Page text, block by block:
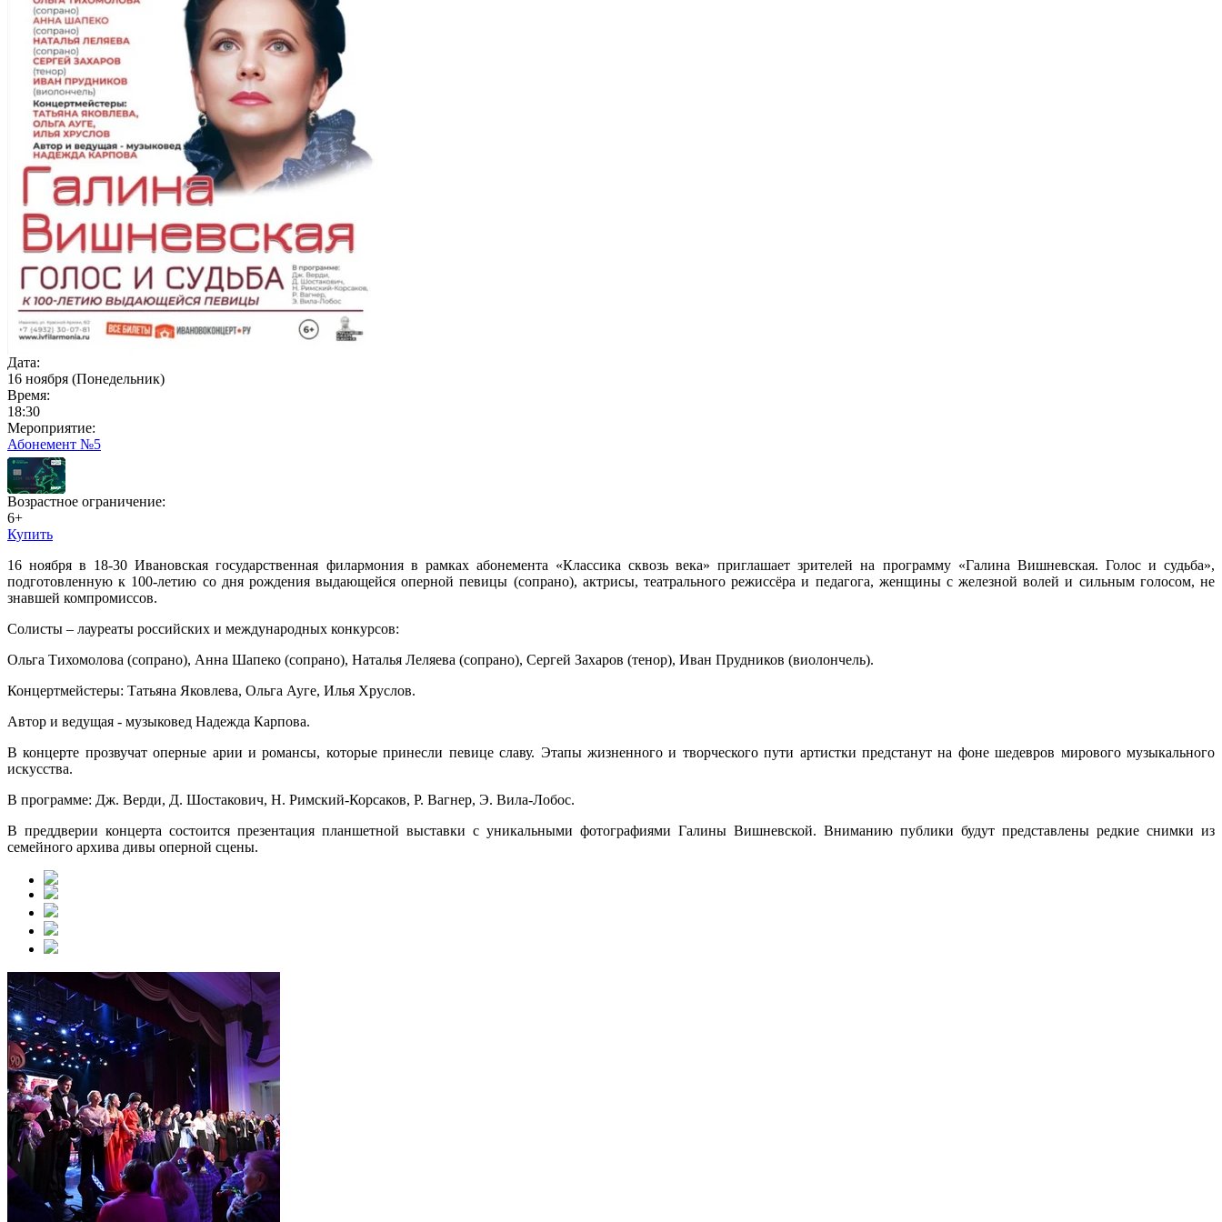
Дата:
16 ноября (Понедельник)
Время:
18:30
Мероприятие:
Абонемент №5
Возрастное ограничение:
6+
Купить
16 ноября в 18-30 Ивановская государственная филармония в рамках абонемента «Классика сквозь века» приглашает зрителей на программу «Галина Вишневская. Голос и судьба»,
подготовленную к 100-летию со дня рождения выдающейся оперной певицы (сопрано), актрисы, театрального режиссёра и педагога, женщины с железной волей и сильным голосом, не
знавшей компромиссов.
Солисты – лауреаты российских и международных конкурсов:
Ольга Тихомолова (сопрано), Анна Шапеко (сопрано), Наталья Леляева (сопрано), Сергей Захаров (тенор), Иван Прудников (виолончель).
Концертмейстеры: Татьяна Яковлева, Ольга Ауге, Илья Хруслов.
Автор и ведущая - музыковед Надежда Карпова.
В концерте прозвучат оперные арии и романсы, которые принесли певице славу. Этапы жизненного и творческого пути артистки предстанут на фоне шедевров мирового музыкального
искусства.
В программе: Дж. Верди, Д. Шостакович, Н. Римский-Корсаков, Р. Вагнер, Э. Вила-Лобос.
В преддверии концерта состоится презентация планшетной выставки с уникальными фотографиями Галины Вишневской. Вниманию публики будут представлены редкие снимки из
семейного архива дивы оперной сцены.